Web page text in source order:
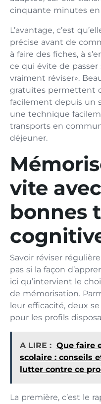
cinquante minutes
L’avantage, c’est
précise avant de
à faire des fiches, à
ce qui évite de passer
vraiment réviser».
gratuites permettent
facilement depuis un
une technique
transports en
déjeuner.
vite
bonnes
Savoir réviser
pas si la façon
ici qu’intervient le
de mémorisation.
leur efficacité, deux
pour les profils
A LIRE : Que faire
scolaire : conseils
lutter contre ce
La première, c’est le